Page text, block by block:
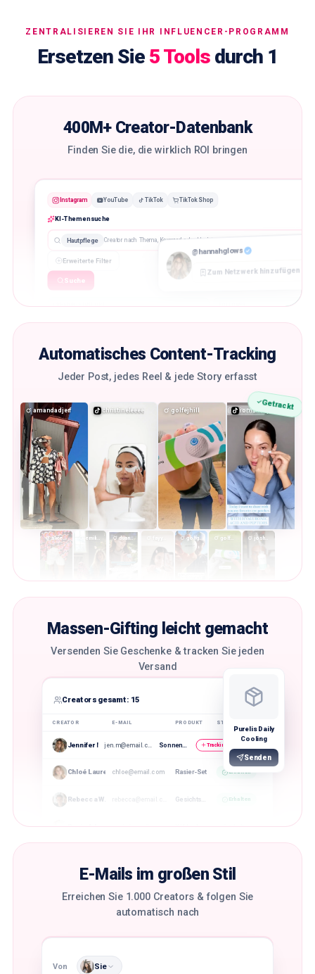
ZENTRALISIEREN SIE IHR INFLUENCER-PROGRAMM
Ersetzen Sie 5 Tools durch 1
400M+ Creator-Datenbank
Finden Sie die, die wirklich ROI bringen
Instagram YouTube TikTok TikTok Shop
KI-Themensuche
Hautpflege Creator nach Thema, Keyword oder Hashtag suchen…
Erweiterte Filter
Suche
≥ 3% Min. 10K
2,800
CREATOR FAKE-FOLLOWER
ZIELGRUPPEN-
STANDORT
@amber.annabella
amber annabella ♡
33K
@hannahglows
Zum Netzwerk hinzufügen
Automatisches Content-Tracking
Jeder Post, jedes Reel & jede Story erfasst
amandadjerf christineleeee golfejhill iomakeupofficial
Getrackt
alicepilate emilisindlev duanmackenzie golfgamble golfprowannabes joshuaspecks
Massen-Gifting leicht gemacht
Versenden Sie Geschenke & tracken Sie jeden
Versand
Creators gesamt: 15
CREATOR E-MAIL PRODUKT STATUS
Jennifer M. jen.m@email.com Tracking hinzufügen
Chloé Laurentchloe@email.com Rasier-Set Erhalten
Rebecca W. Erhalten
Posie Adamsposie@email.com Kühlgel Erhalten
Purelis Daily
Cooling
Senden
E-Mails im großen Stil
Erreichen Sie 1.000 Creators & folgen Sie
automatisch nach
Von Sie